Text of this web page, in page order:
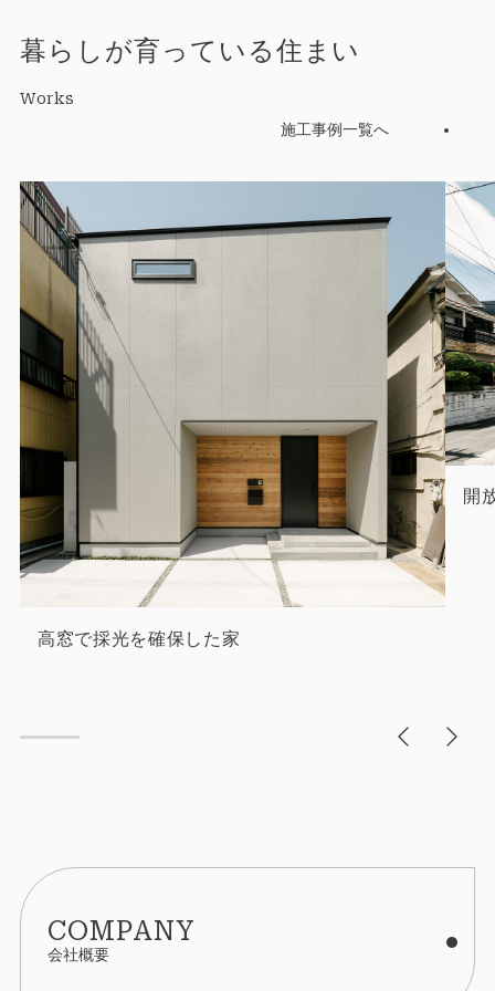
暮らしが育っている住まい
Works
施工事例一覧へ
高窓で採光を確保した家
開
COMPANY
会社概要